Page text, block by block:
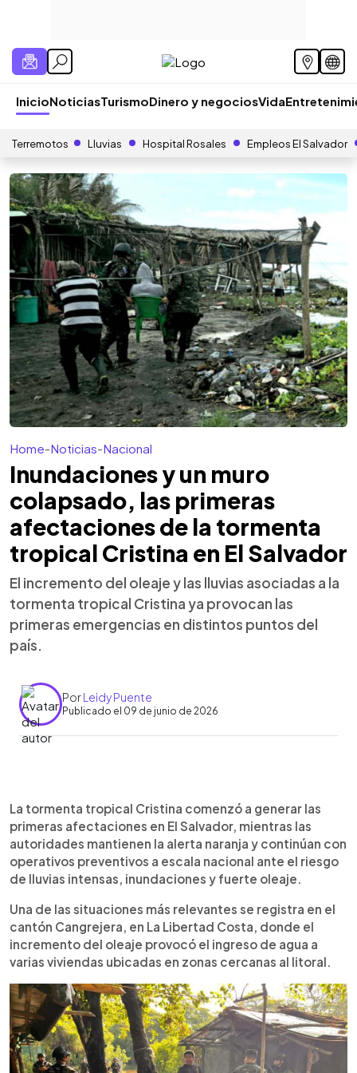
InicioNoticiasTurismoDinero y negociosVida
Terremotos Lluvias Hospital Rosales Empleos El Salvador
Home-Noticias-Nacional
Inundaciones y un muro
colapsado, las primeras
afectaciones de la tormenta
tropical Cristina en El Salvador
El incremento del oleaje y las lluvias asociadas a la
tormenta tropical Cristina ya provocan las
primeras emergencias en distintos puntos del
país.
PorLeidy Puente
Publicado el 09 de junio de 2026
Escuchar artículo
Las primeras afectaciones por la tormenta
tropical Cristina ya se registran en El Salvador. En
La Libertad Costa, varias familias fueron
evacuadas luego de que el fuerte oleaje inundara
viviendas en el cantón Cangrejera. Además, en
Santiago Nonualco colapsó un muro que causó
daños en una casa, mientras que otras viviendas
resultaron inundadas en Sonsonate y La Libertad.
Protección Civil mantiene la alerta naranja, 180
albergues disponibles y monitoreo permanente
lluvias podrían intensificarse en las próximas horas
y piden a la población atender las
recomendaciones oficiales.
La tormenta tropical Cristina comenzó a generar las
primeras afectaciones en El Salvador, mientras las
autoridades mantienen la alerta naranja y continúan con
operativos preventivos a escala nacional ante el riesgo
de lluvias intensas, inundaciones y fuerte oleaje.
Una de las situaciones más relevantes se registra en el
cantón Cangrejera, en La Libertad Costa, donde el
incremento del oleaje provocó el ingreso de agua a
varias viviendas ubicadas en zonas cercanas al litoral.